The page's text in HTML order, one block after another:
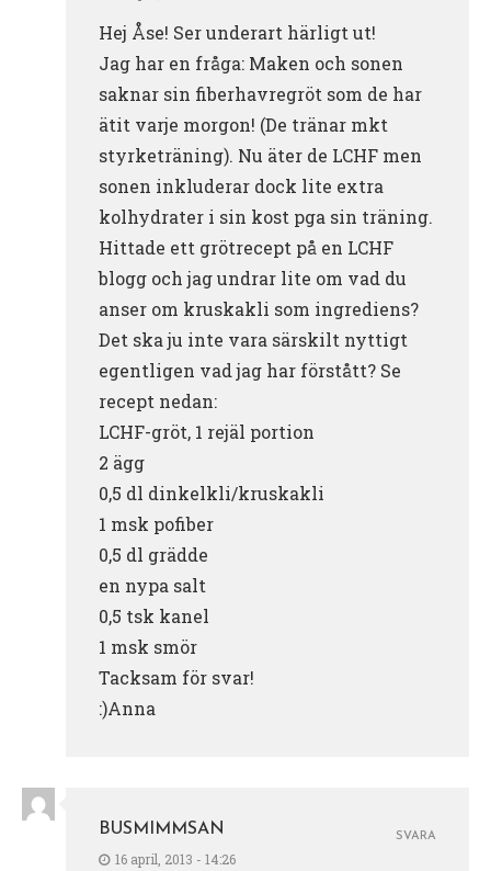
Hej Åse! Ser underart härligt ut!
Jag har en fråga: Maken och sonen
saknar sin fiberhavregröt som de har
ätit varje morgon! (De tränar mkt
styrketräning). Nu äter de LCHF men
sonen inkluderar dock lite extra
kolhydrater i sin kost pga sin träning.
Hittade ett grötrecept på en LCHF
blogg och jag undrar lite om vad du
anser om kruskakli som ingrediens?
Det ska ju inte vara särskilt nyttigt
egentligen vad jag har förstått? Se
recept nedan:
LCHF-gröt, 1 rejäl portion
2 ägg
0,5 dl dinkelkli/kruskakli
1 msk pofiber
0,5 dl grädde
en nypa salt
0,5 tsk kanel
1 msk smör
Tacksam för svar!
:)Anna
BUSMIMMSAN
16 april, 2013 - 14:26
SVARA